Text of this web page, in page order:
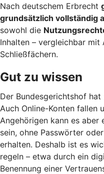
Nach deutschem Erbrecht
grundsätzlich vollständig
sowohl die
Inhalten – vergleichbar
Schließfächern.
Gut zu wissen
Der Bundesgerichtshof
Auch Online-Konten fallen
Angehörigen kann es aber
sein, ohne Passwörter
erhalten. Deshalb ist es
regeln – etwa durch ein
Benennung einer